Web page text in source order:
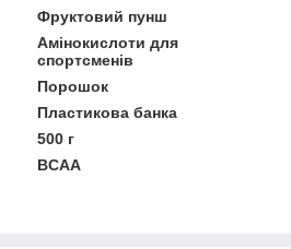
Фруктовий пунш
Амінокислоти для
спортсменів
Порошок
Пластикова банка
500 г
BCAA